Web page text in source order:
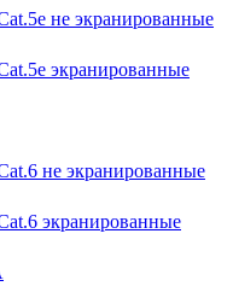
не экранированные
экранированные
не экранированные
экранированные